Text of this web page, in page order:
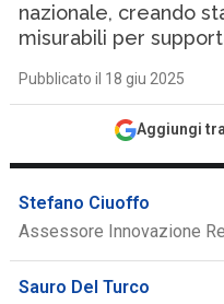
nazionale, creando
misurabili per
Pubblicato il 18 giu 2025
Aggiungi
Stefano Ciuoffo
Assessore Innovazione
Sauro Del Turco